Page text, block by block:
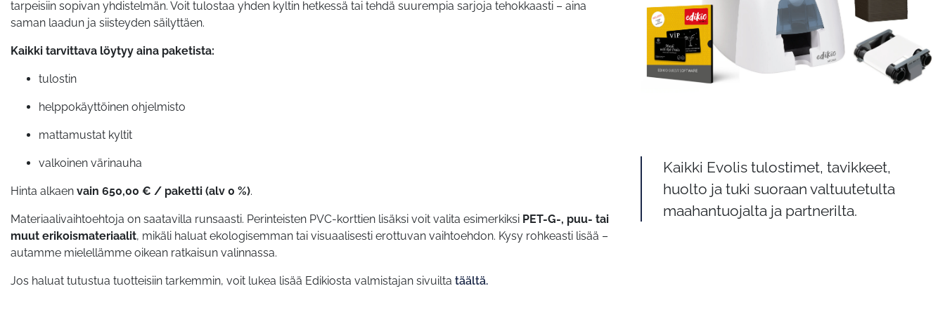
tarpeisiin sopivan yhdistelmän. Voit tulostaa yhden kyltin hetkessä tai tehdä suurempia sarjoja tehokkaasti – aina
saman laadun ja siisteyden säilyttäen.
Kaikki tarvittava löytyy aina paketista:
tulostin
helppokäyttöinen ohjelmisto
mattamustat kyltit
valkoinen värinauha
Hinta alkaen vain 650,00 € / paketti (alv 0 %).
Materiaalivaihtoehtoja on saatavilla runsaasti. Perinteisten PVC-korttien lisäksi voit valita esimerkiksi PET-G-, puu- tai
muut erikoismateriaalit, mikäli haluat ekologisemman tai visuaalisesti erottuvan vaihtoehdon. Kysy rohkeasti lisää –
autamme mielellämme oikean ratkaisun valinnassa.
Jos haluat tutustua tuotteisiin tarkemmin, voit lukea lisää Edikiosta valmistajan sivuilta täältä.
Kaikki Evolis tulostimet, tavikkeet,
huolto ja tuki suoraan valtuutetulta
maahantuojalta ja partnerilta.